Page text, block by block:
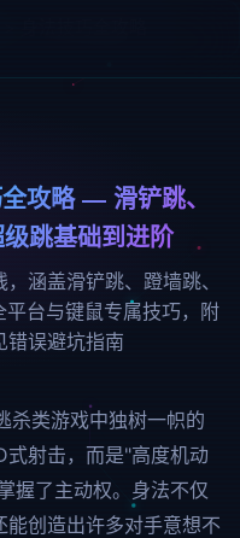
攻略 — 滑铲跳、
跳基础到进阶
涵盖滑铲跳、蹬墙跳、
台与键鼠专属技巧，附
错误避坑指南
杀类游戏中独树一帜的
射击，而是"高度机动
了主动权。身法不仅
创造出许多对手意想不